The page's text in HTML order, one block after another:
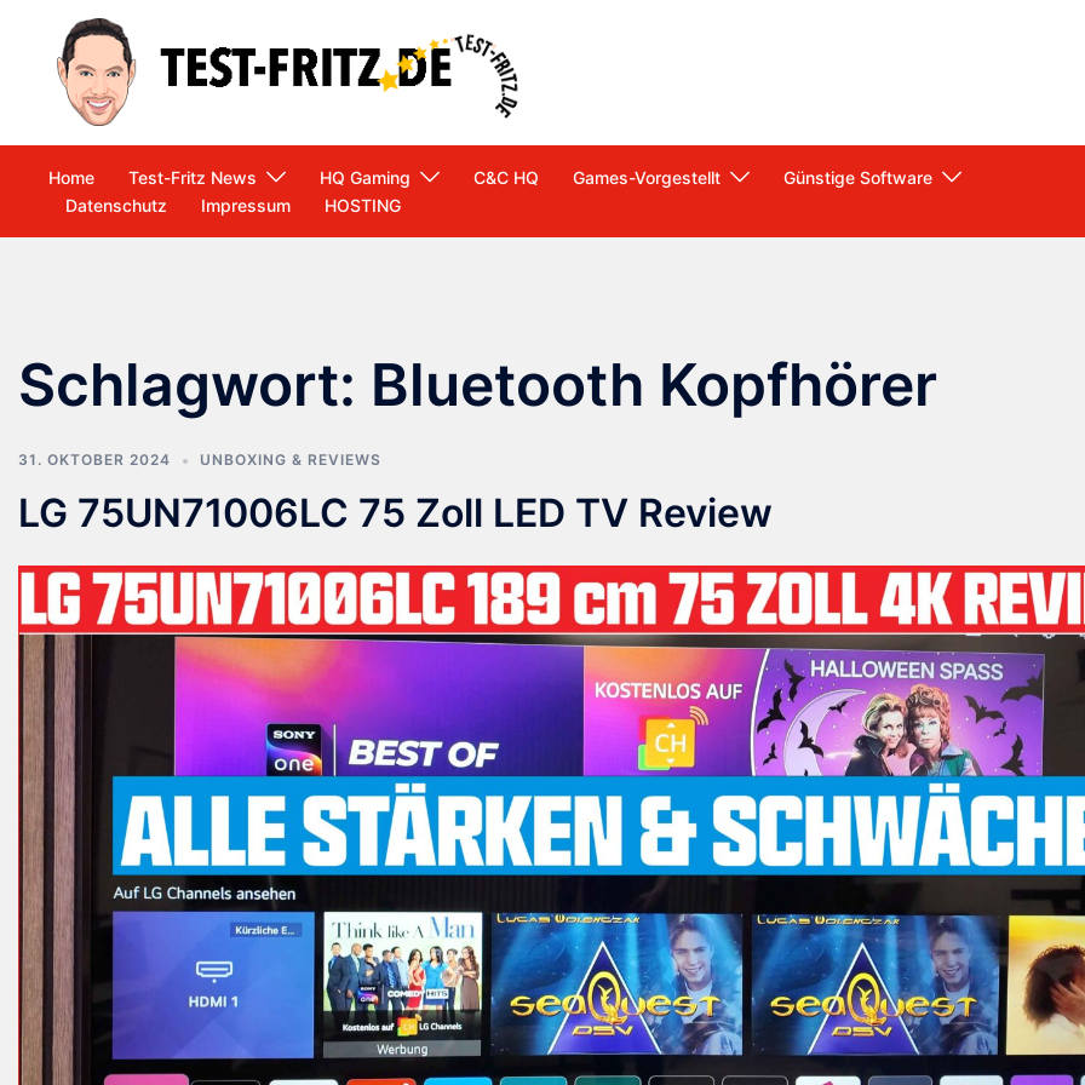
springen
Home Test-Fritz News HQ Gaming C&C HQ Games-Vorgestellt
Günstige Software
Datenschutz
Impressum HOSTING
Schlagwort: Bluetooth Kopfhörer
31. OKTOBER 2024 UNBOXING & REVIEWS
LG 75UN71006LC 75 Zoll LED TV Review